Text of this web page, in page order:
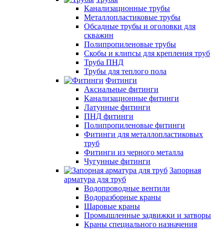
Канализационные трубы
Металлопластиковые трубы
Обсадные трубы и оголовки для
скважин
Полипропиленовые трубы
Скобы и клипсы для крепления труб
Труба ПНД
Трубы для теплого пола
Фитинги
Аксиальные фитинги
Канализационные фитинги
Латунные фитинги
ПНД фитинги
Полипропиленовые фитинги
Фитинги для металлопластиковых
труб
Фитинги из черного металла
Чугунные фитинги
Запорная
арматура для труб
Водопроводные вентили
Водоразборные краны
Шаровые краны
Промышленные задвижки и затворы
Краны специального назначения